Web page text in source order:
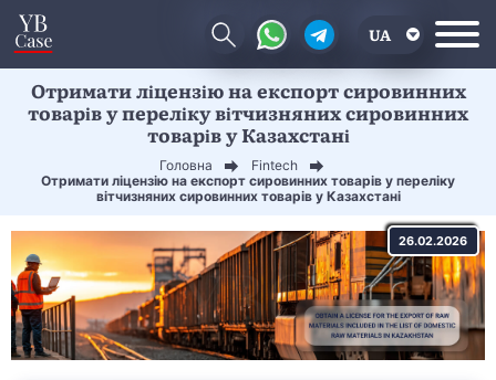
UA
EN
Отримати ліцензію на експорт сировинних
товарів у переліку вітчизняних сировинних
товарів у Казахстані
Головна
Fintech
Отримати ліцензію на експорт сировинних товарів у переліку
вітчизняних сировинних товарів у Казахстані
26.02.2026